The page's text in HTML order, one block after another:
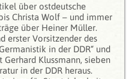
über ostdeutsche
Christa Wolf – und immer
über Heiner Müller.
erster Vorsitzender des
in der DDR“ und
Klussmann, sieben
in der DDR heraus.